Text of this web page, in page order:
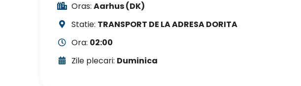
Oras: Aarhus (DK)
Statie: TRANSPORT DE LA ADRESA DORITA
Ora: 02:00
Zile plecari: Duminica